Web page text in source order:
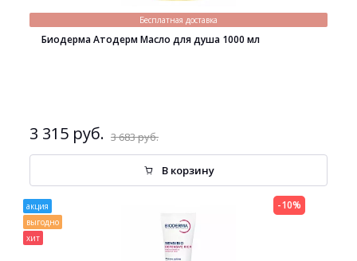
Бесплатная доставка
Биодерма Атодерм Масло для душа 1000 мл
3 315 руб. 3 683 руб.
В корзину
акция
выгодно
хит
-10%